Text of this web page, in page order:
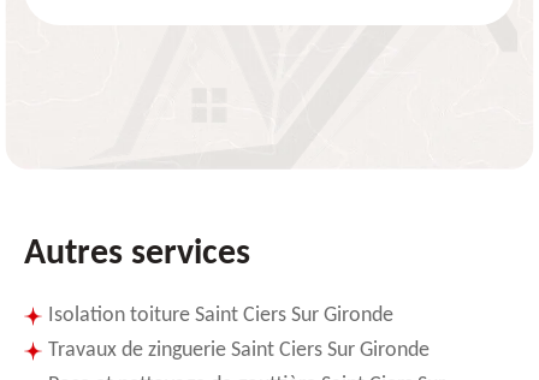
Autres services
Isolation toiture Saint Ciers Sur Gironde
Travaux de zinguerie Saint Ciers Sur Gironde